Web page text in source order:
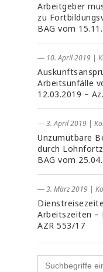
Arbeitgeber
zu
BAG vom
― 10. April 2019 |
Arbeitsunfälle
12.03.2019 –
― 3. April 2019 |
Unzumutbare
durch
BAG vom
― 3. März 2019 |
Arbeitszeiten –
AZR 553/17
Search
for: